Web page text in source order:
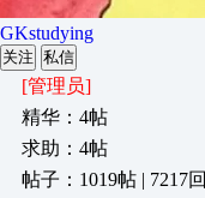
GKstudying
关注 私信
[管理员]
精华：4帖
求助：4帖
帖子：1019帖 | 7217回